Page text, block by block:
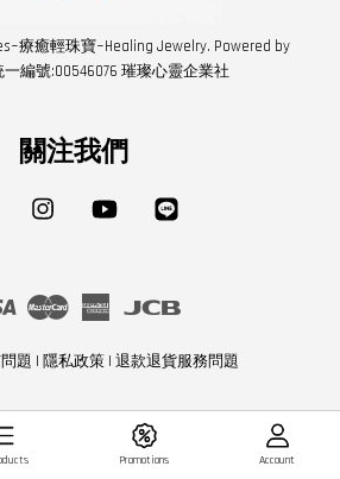
療癒輕珠寶~Healing Jewelry. Powered by
一編號:00546076 璀璨心靈企業社
關注我們
Facebook Instagram YouTube
Visa Master
American
題 | 隱私政策 | 退款退貨服務問題
Promotions Account